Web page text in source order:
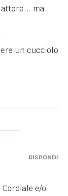
ma
un cucciolo
e/o
RISPONDI